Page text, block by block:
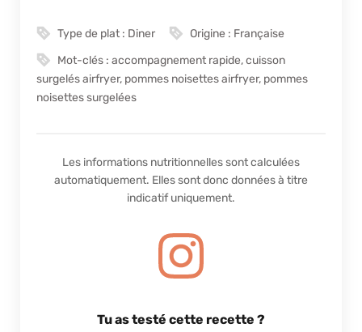
Type de plat : Diner Origine : Française
Mot-clés :accompagnement rapide, cuisson
surgelés airfryer, pommes noisettes airfryer, pommes
noisettes surgelées
Les informations nutritionnelles sont calculées
automatiquement. Elles sont donc données à titre
indicatif uniquement.
Tu as testé cette recette ?